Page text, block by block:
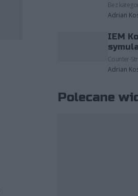
Bez
Adrian
IEM
Counter-
Adrian
Polecane